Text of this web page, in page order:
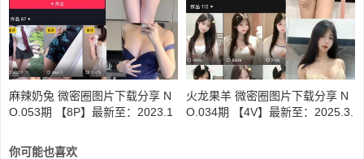
麻辣奶兔 微密圈图片下载分享 N
O.053期 【8P】最新至：2023.1
火龙果羊 微密圈图片下载分享 N
O.034期 【4V】最新至：2025.3.
你可能也喜欢